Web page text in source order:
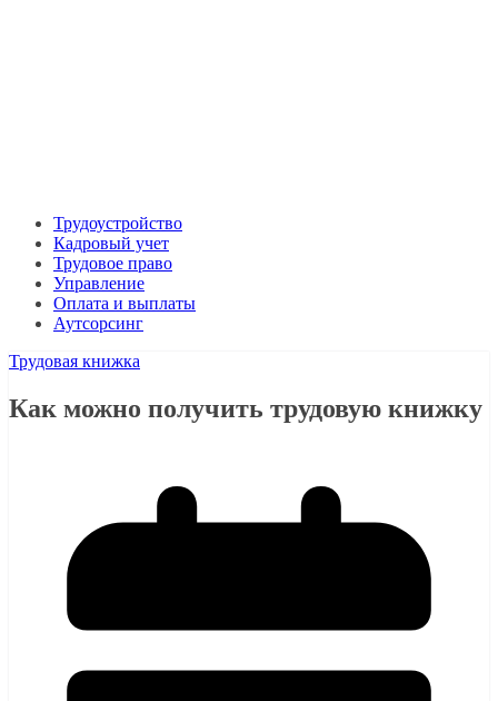
Трудоустройство
Кадровый учет
Трудовое право
Управление
Оплата и выплаты
Аутсорсинг
Трудовая книжка
Как можно получить трудовую книжку